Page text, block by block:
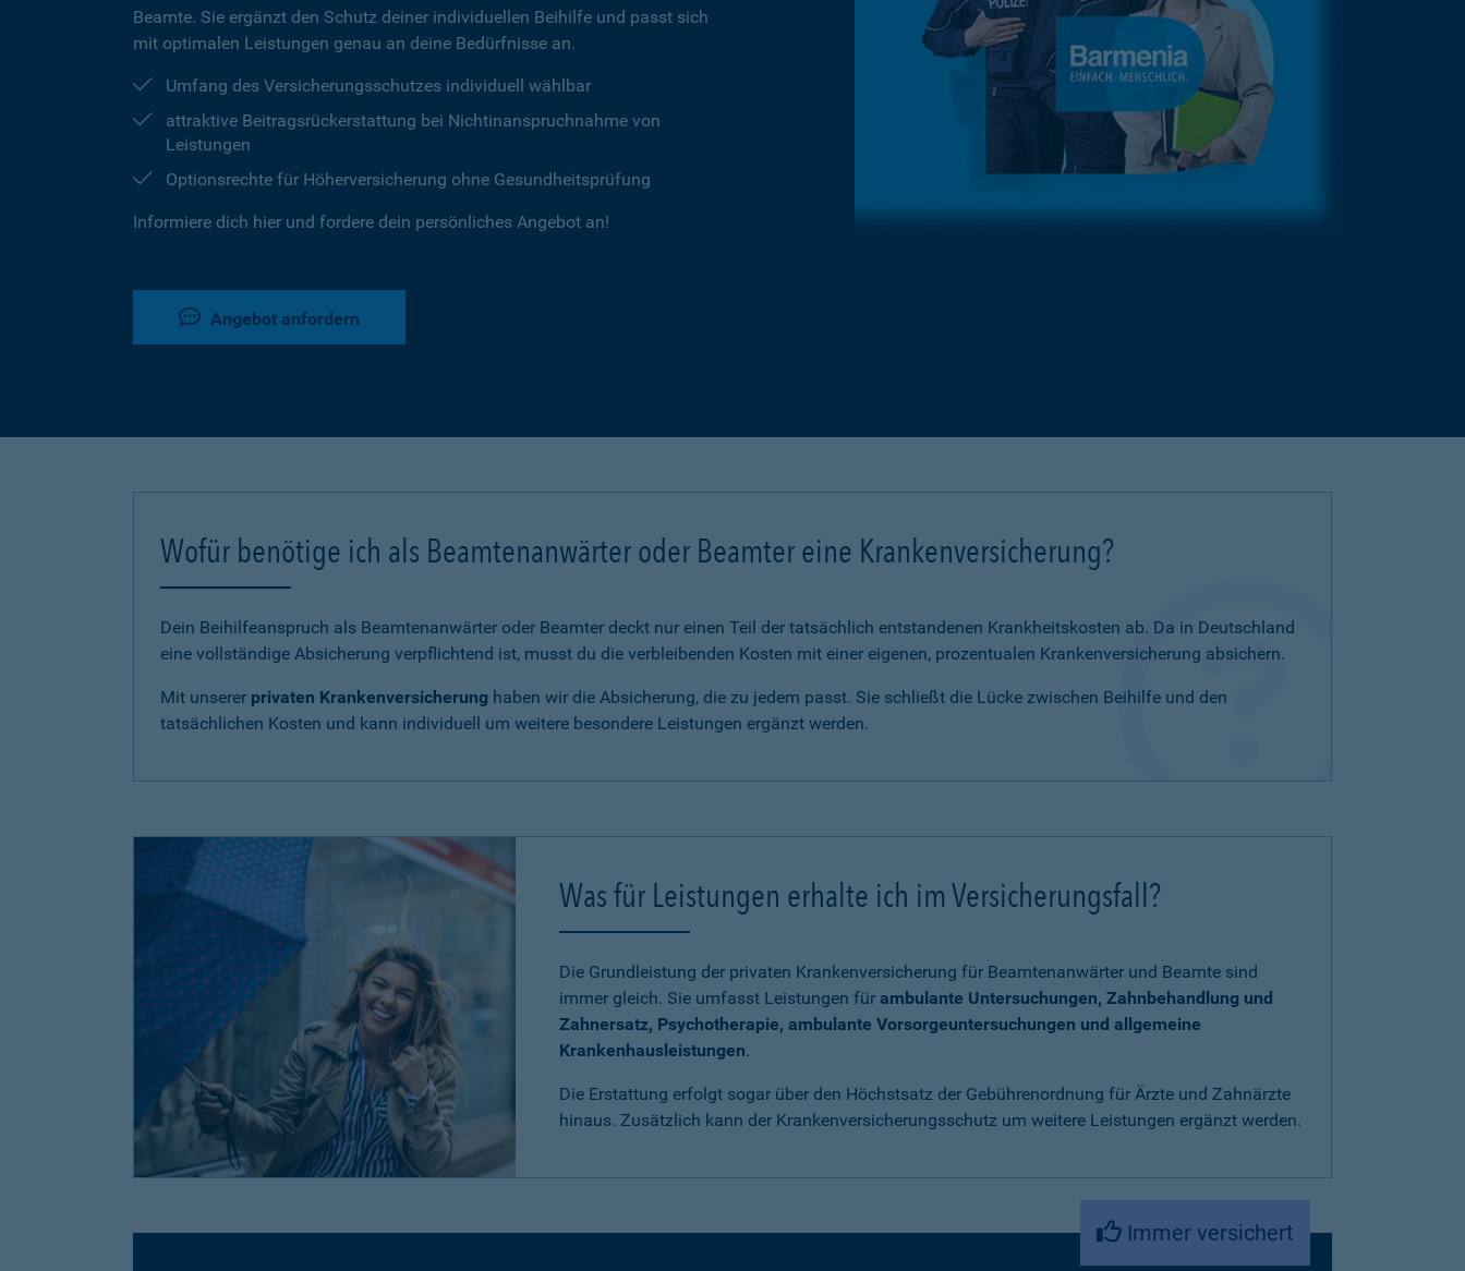
Beamte. Sie ergänzt den Schutz deiner individuellen Beihilfe und passt sich
mit optimalen Leistungen genau an deine Bedürfnisse an.
Umfang des Versicherungsschutzes individuell wählbar
attraktive Beitragsrückerstattung bei Nichtinanspruchnahme von
Leistungen
Optionsrechte für Höherversicherung ohne Gesundheitsprüfung
Informiere dich hier und fordere dein persönliches Angebot an!
Angebot anfordern
Wofür benötige ich als Beamtenanwärter oder Beamter eine Krankenversicherung?
Dein Beihilfeanspruch als Beamtenanwärter oder Beamter deckt nur einen Teil der tatsächlich entstandenen Krankheitskosten ab. Da in Deutschland
eine vollständige Absicherung verpflichtend ist, musst du die verbleibenden Kosten mit einer eigenen, prozentualen Krankenversicherung absichern.
Mit unserer privaten Krankenversicherung haben wir die Absicherung, die zu jedem passt. Sie schließt die Lücke zwischen Beihilfe und den
tatsächlichen Kosten und kann individuell um weitere besondere Leistungen ergänzt werden.
Was für Leistungen erhalte ich im Versicherungsfall?
Die Grundleistung der privaten Krankenversicherung für Beamtenanwärter und Beamte sind
immer gleich. Sie umfasst Leistungen für ambulante Untersuchungen, Zahnbehandlung und
Zahnersatz, Psychotherapie, ambulante Vorsorgeuntersuchungen und allgemeine
Krankenhausleistungen.
Die Erstattung erfolgt sogar über den Höchstsatz der Gebührenordnung für Ärzte und Zahnärzte
hinaus. Zusätzlich kann der Krankenversicherungsschutz um weitere Leistungen ergänzt werden.
Immer versichert